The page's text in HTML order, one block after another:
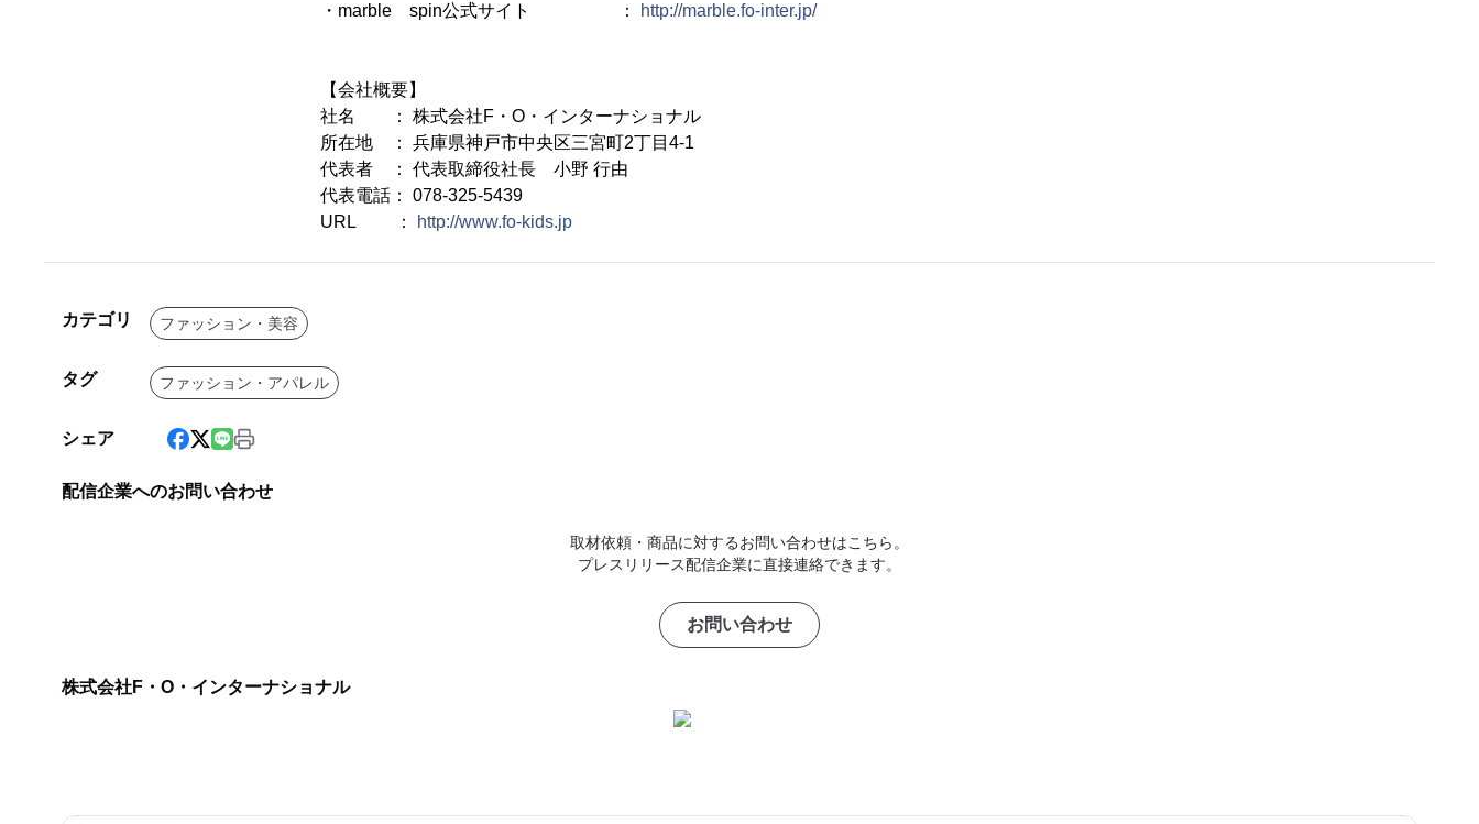
・marble spin公式サイト ：
http://marble.fo-inter.jp/
【会社概要】
社名 ： 株式会社F・O・インターナショナル
所在地 ： 兵庫県神戸市中央区三宮町2丁目4-1
代表者 ： 代表取締役社長 小野 行由
代表電話： 078-325-5439
URL ：
http://www.fo-kids.jp
カテゴリ ファッション・美容
タグ ファッション・アパレル
シェア
配信企業へのお問い合わせ
取材依頼・商品に対するお問い合わせはこちら。
プレスリリース配信企業に直接連絡できます。
お問い合わせ
株式会社F・O・インターナショナル